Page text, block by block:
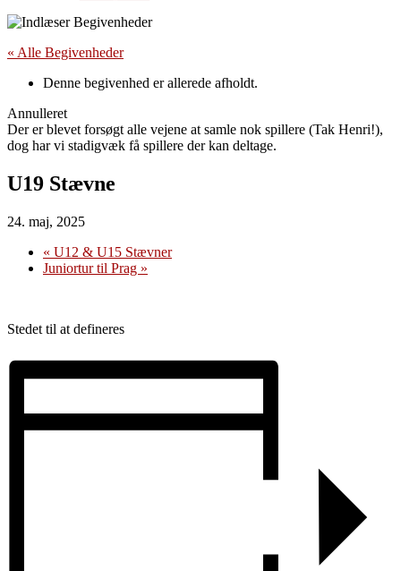
« Alle Begivenheder
Denne begivenhed er allerede afholdt.
Annulleret
Der er blevet forsøgt alle vejene at samle nok spillere (Tak Henri!),
dog har vi stadigvæk få spillere der kan deltage.
U19 Stævne
24. maj, 2025
« U12 & U15 Stævner
Juniortur til Prag »
Stedet til at defineres